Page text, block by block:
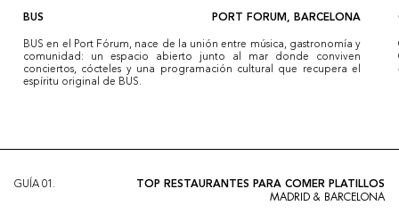
BUS PORT FORUM, BARCELONA
BUS en el Port Fórum, nace de la unión entre música, gastronomía y
comunidad: un espacio abierto junto al mar donde conviven
conciertos, cócteles y una programación cultural que recupera el
espíritu original de BUS.
GUÍA 01 .
TOP RESTAURANTES PARA COMER PLATILLOS
MADRID & BARCELONA